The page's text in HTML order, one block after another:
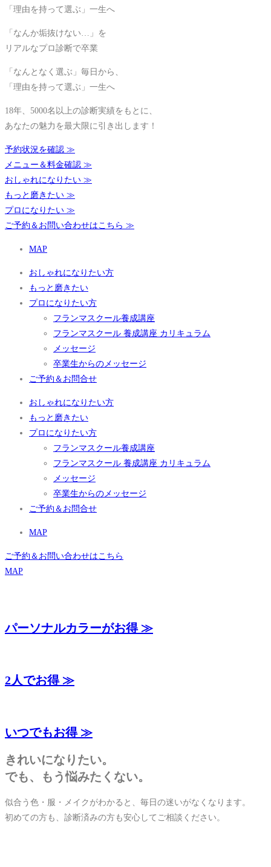
「理由を持って選ぶ」一生へ
「なんか垢抜けない…」を
リアルなプロ診断で卒業
「なんとなく選ぶ」毎日から、
「理由を持って選ぶ」一生へ
18年、5000名以上の診断実績をもとに、
あなたの魅力を最大限に引き出します！
予約状況を確認 ≫
メニュー＆料金確認 ≫
おしゃれになりたい ≫
もっと磨きたい ≫
プロになりたい ≫
ご予約＆お問い合わせはこちら ≫
MAP
おしゃれになりたい方
もっと磨きたい
プロになりたい方
フランマスクール養成講座
フランマスクール 養成講座 カリキュラム
メッセージ
卒業生からのメッセージ
ご予約＆お問合せ
おしゃれになりたい方
もっと磨きたい
プロになりたい方
フランマスクール養成講座
フランマスクール 養成講座 カリキュラム
メッセージ
卒業生からのメッセージ
ご予約＆お問合せ
MAP
ご予約＆お問い合わせはこちら
MAP
パーソナルカラーがお得 ≫
2人でお得 ≫
いつでもお得 ≫
きれいになりたい。
でも、もう悩みたくない。
似合う⾊・服・メイクがわかると、毎⽇の迷いがなくなります。
初めての⽅も、診断済みの⽅も安⼼してご相談ください。